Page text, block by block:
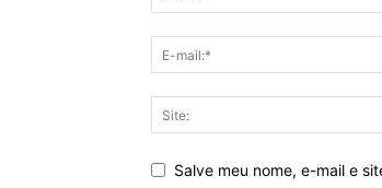
Salve meu nome, e-mail e